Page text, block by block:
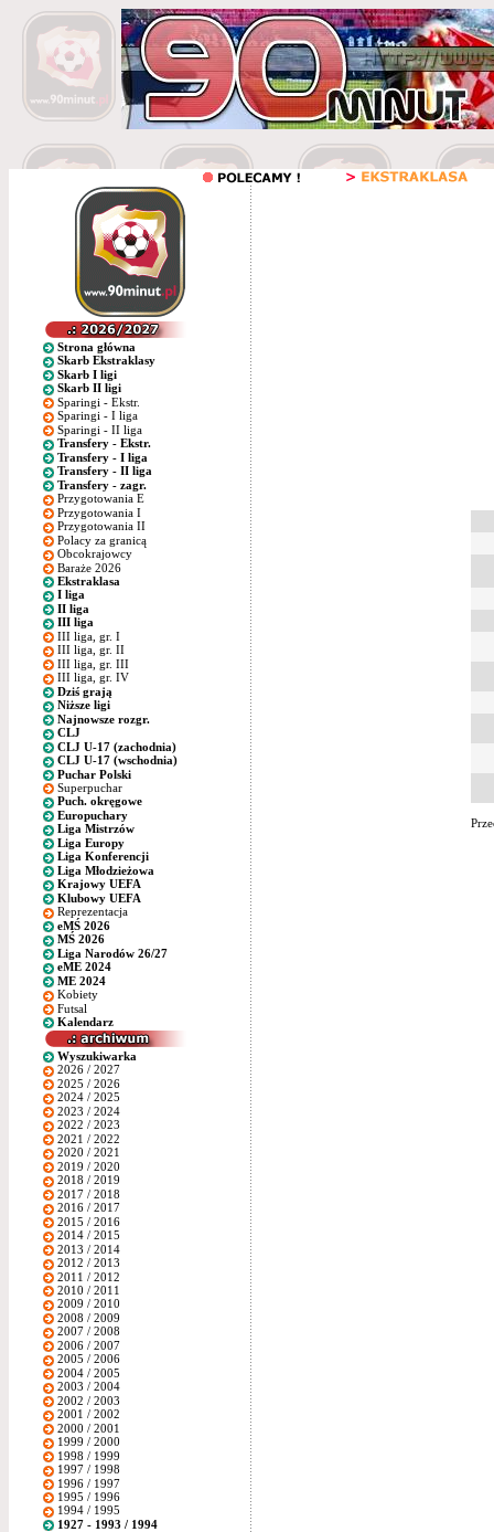
Strona główna
Skarb Ekstraklasy
Skarb I ligi
Skarb II ligi
Sparingi - Ekstr.
Sparingi - I liga
Sparingi - II liga
Transfery - Ekstr.
Transfery - I liga
Transfery - II liga
Transfery - zagr.
Przygotowania E
Przygotowania I
Przygotowania II
Polacy za granicą
Obcokrajowcy
Baraże 2026
Ekstraklasa
I liga
II liga
III liga
III liga, gr. I
III liga, gr. II
III liga, gr. III
III liga, gr. IV
Dziś grają
Niższe ligi
Najnowsze rozgr.
CLJ
CLJ U-17 (zachodnia)
CLJ U-17 (wschodnia)
Puchar Polski
Superpuchar
Puch. okręgowe
Europuchary
Liga Mistrzów
Liga Europy
Liga Konferencji
Liga Młodzieżowa
Krajowy UEFA
Klubowy UEFA
Reprezentacja
eMŚ 2026
MŚ 2026
Liga Narodów 26/27
eME 2024
ME 2024
Kobiety
Futsal
Kalendarz
Wyszukiwarka
2026 / 2027
2025 / 2026
2024 / 2025
2023 / 2024
2022 / 2023
2021 / 2022
2020 / 2021
2019 / 2020
2018 / 2019
2017 / 2018
2016 / 2017
2015 / 2016
2014 / 2015
2013 / 2014
2012 / 2013
2011 / 2012
2010 / 2011
2009 / 2010
2008 / 2009
2007 / 2008
2006 / 2007
2005 / 2006
2004 / 2005
2003 / 2004
2002 / 2003
2001 / 2002
2000 / 2001
1999 / 2000
1998 / 1999
1997 / 1998
1996 / 1997
1995 / 1996
1994 / 1995
1927 - 1993 / 1994